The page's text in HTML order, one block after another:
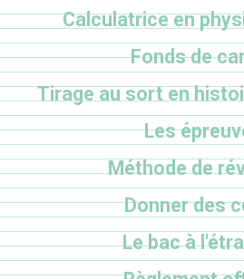
Calculatrice en
Fonds de
Tirage au sort en
Les
Méthode de
Donner des
Le bac à